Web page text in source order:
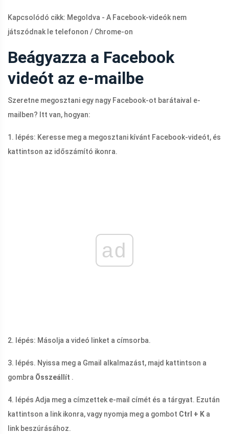
Kapcsolódó cikk: Megoldva - A Facebook-videók nem
játszódnak le telefonon / Chrome-on
Beágyazza a Facebook
videót az e-mailbe
Szeretne megosztani egy nagy Facebook-ot barátaival e-
mailben? Itt van, hogyan:
1. lépés: Keresse meg a megosztani kívánt Facebook-videót, és
kattintson az időszámító ikonra.
ad
2. lépés: Másolja a videó linket a címsorba.
3. lépés. Nyissa meg a Gmail alkalmazást, majd kattintson a
gombra Összeállít .
4. lépés Adja meg a címzettek e-mail címét és a tárgyat. Ezután
kattintson a link ikonra, vagy nyomja meg a gombot Ctrl + K a
link beszúrásához.